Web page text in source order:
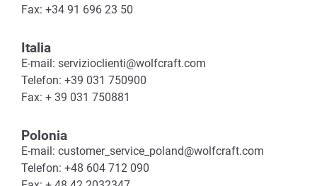
Fax: +34 91 696 23 50
Italia
E-mail: servizioclienti@wolfcraft.com
Telefon: +39 031 750900
Fax: + 39 031 750881
Polonia
E-mail: customer_service_poland@wolfcraft.com
Telefon: +48 604 712 090